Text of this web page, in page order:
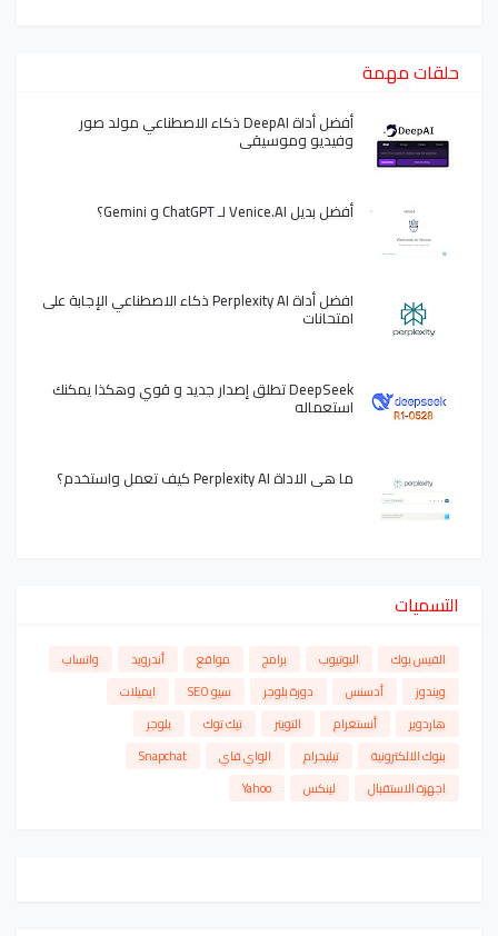
حلقات مهمة
أفضل أداة DeepAI ذكاء الاصطناعي مولد صور
وفيديو وموسيقى
أفضل بديل Venice.AI لـ ChatGPT و Gemini؟
افضل أداة Perplexity AI ذكاء الاصطناعي الإجابة على
امتحانات
DeepSeek تطلق إصدار جديد و قوي وهكذا يمكنك
استعماله
ما هي الاداة Perplexity AI كيف تعمل واستخدم؟
التسميات
الفيس بوك اليوتيوب برامج مواقع أندرويد
واتساب
ويندوز
أدسنس دورة بلوجر سيو SEO
ايميلات
هاردوير
أنستغرام التويتر تيك توك
بلوجر
بنوك الالكترونية
تيليجرام الواي فاي
Snapchat
اجهزة الاستقبال
لينكس Yahoo